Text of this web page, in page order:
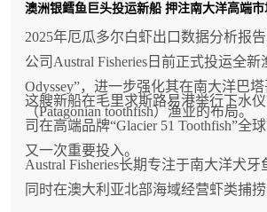
澳洲银鳕鱼巨头投运新船 押注南大洋高端市
2025年厄瓜多尔白虾出口数据分析报
公司Austral Fisheries日前正式投运全新
Odyssey”，进一步强化其在南大洋巴
（Patagonian toothfish）渔业的布局。
这艘新船在毛里求斯路易港举行下水
司在高端品牌“Glacier 51 Toothfish”全
又一次重要投入。
Austral Fisheries长期专注于南大洋犬牙
同时在澳大利亚北部海域经营虾类捕捞